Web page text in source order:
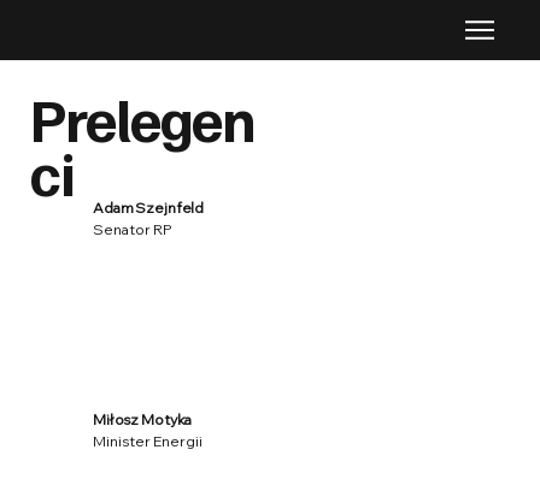
Prelegen
ci
Adam Szejnfeld
Senator RP
Miłosz Motyka
Minister Energii